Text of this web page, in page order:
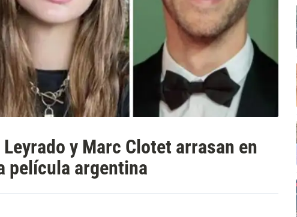
y Marc Clotet arrasan en
película argentina